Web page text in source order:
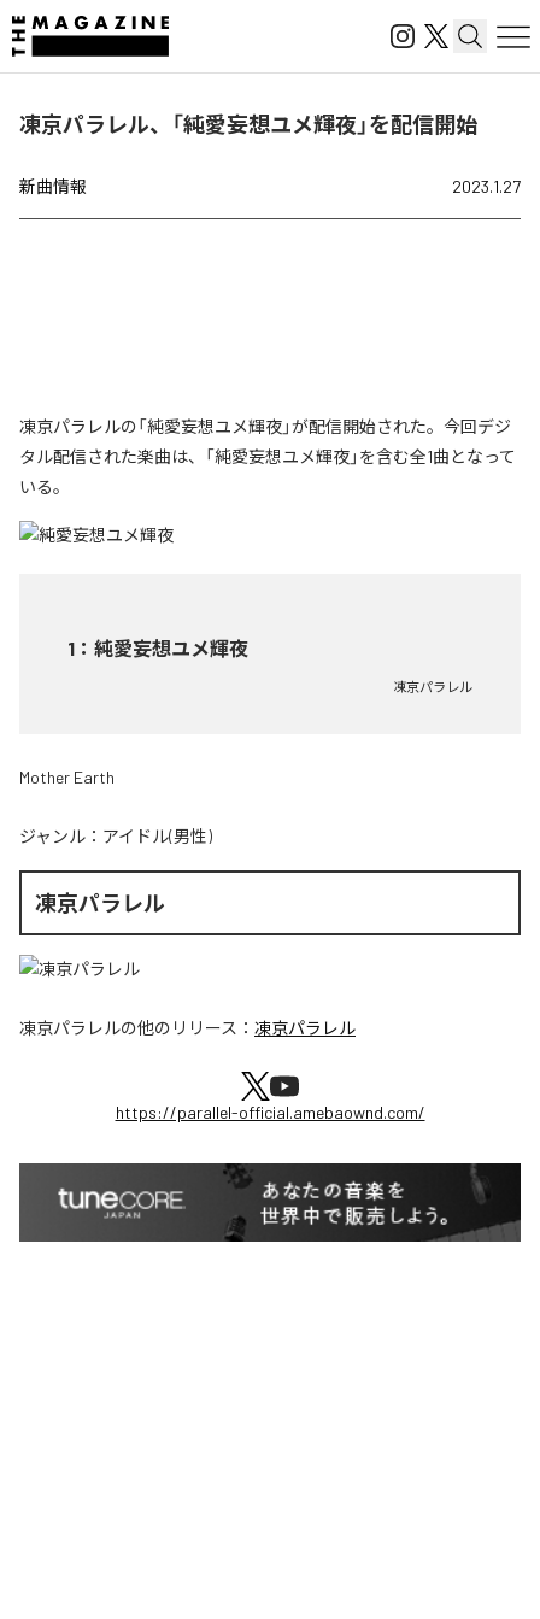
凍京パラレル、「純愛妄想ユメ輝夜」を配信開始
新曲情報 2023.1.27
凍京パラレルの「純愛妄想ユメ輝夜」が配信開始された。今回デジ
タル配信された楽曲は、「純愛妄想ユメ輝夜」を含む全1曲となって
いる。
1 ： 純愛妄想ユメ輝夜
凍京パラレル
Mother Earth
ジャンル： アイドル(男性)
凍京パラレル
凍京パラレルの他のリリース： 凍京パラレル
https://parallel-official.amebaownd.com/